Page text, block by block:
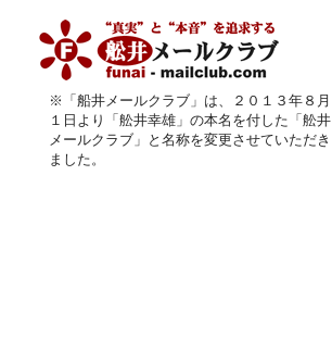
※「船井メールクラブ」は、２０１３年８月
１日より
「舩井幸雄」 の本名を付した「舩井
メールクラブ」と名称を変更させていただき
ました。